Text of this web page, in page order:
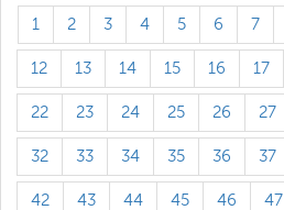
1 2 3 4 5 6 7
12 13 14 15 16 17
22 23 24 25 26 27
32 33 34 35 36 37
42 43 44 45 46 47